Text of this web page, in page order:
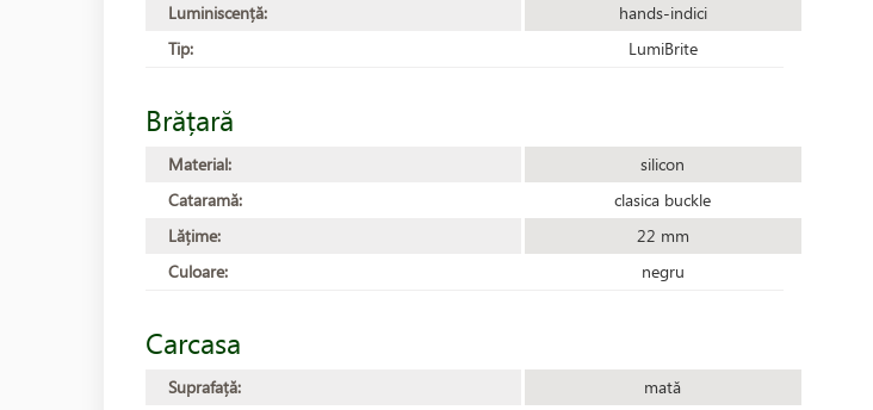
Luminiscență:
hands-indici
Tip:
LumiBrite
Brățară
Material:
silicon
Cataramă:
clasica buckle
Lățime:
22 mm
Culoare:
negru
Carcasa
Suprafață:
mată